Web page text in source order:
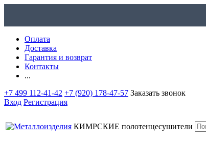
Оплата
Доставка
Гарантия и возврат
Контакты
...
+7 499 112-41-42 +7 (920) 178-47-57 Заказать звонок
Вход Регистрация
КИМРСКИЕ полотенцесушители